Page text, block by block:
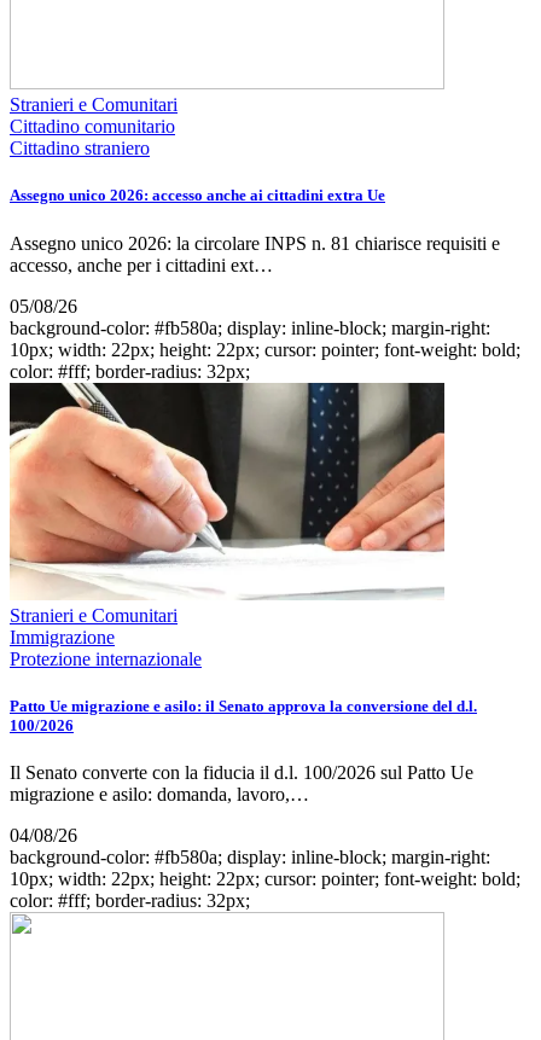
Stranieri e Comunitari
Cittadino comunitario
Cittadino straniero
Assegno unico 2026: accesso anche ai cittadini extra Ue
Assegno unico 2026: la circolare INPS n. 81 chiarisce requisiti e
accesso, anche per i cittadini ext…
05/08/26
background-color: #fb580a; display: inline-block; margin-right:
10px; width: 22px; height: 22px; cursor: pointer; font-weight: bold;
color: #fff; border-radius: 32px;
Stranieri e Comunitari
Immigrazione
Protezione internazionale
Patto Ue migrazione e asilo: il Senato approva la conversione del d.l.
100/2026
Il Senato converte con la fiducia il d.l. 100/2026 sul Patto Ue
migrazione e asilo: domanda, lavoro,…
04/08/26
background-color: #fb580a; display: inline-block; margin-right:
10px; width: 22px; height: 22px; cursor: pointer; font-weight: bold;
color: #fff; border-radius: 32px;